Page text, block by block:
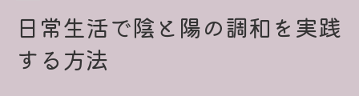
日常生活で陰と陽の調和を実践
する方法